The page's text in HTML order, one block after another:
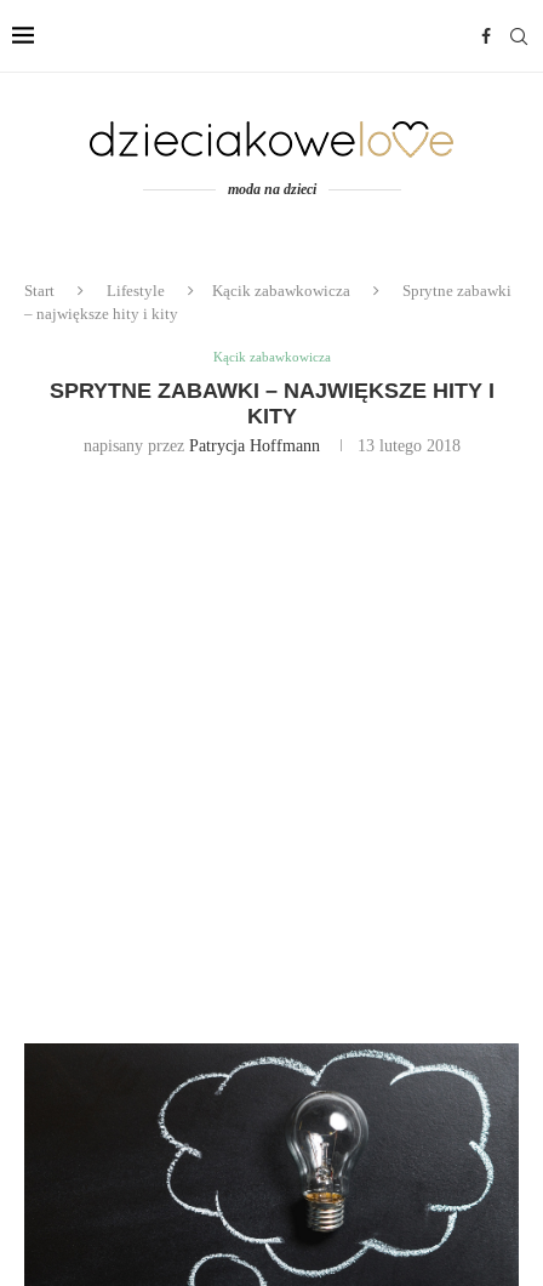
moda na dzieci
Start Lifestyle Kącik zabawkowicza
Sprytne zabawki
– największe hity i kity
Kącik zabawkowicza
SPRYTNE ZABAWKI – NAJWIĘKSZE HITY I
KITY
napisany przez Patrycja Hoffmann 13 lutego 2018